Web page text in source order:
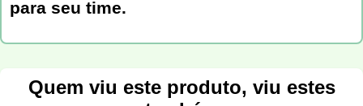
para seu time.
Quem viu este produto, viu estes